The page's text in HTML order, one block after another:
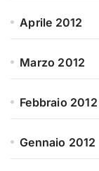
Aprile 2012
Marzo 2012
Febbraio 2012
Gennaio 2012